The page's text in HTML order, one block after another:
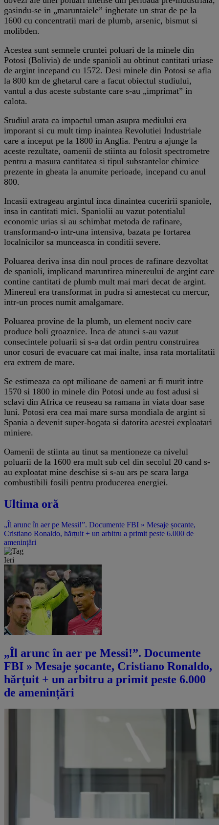
gasindu-se in „maruntaiele” inghetate un strat de pe la
1600 cu concentratii mari de plumb, arsenic, bismut si
molibden.
Acestea sunt semnele cruntei poluari de la minele din
Potosi (Bolivia) de unde spanioli au obtinut cantitati uriase
de argint incepand cu 1572. Desi minele din Potosi se afla
la 800 km de ghetarul care a facut obiectul studiului,
vantul a dus aceste substante care s-au „imprimat” in
calota.
Studiul arata ca impactul uman asupra mediului era
imporant si cu mult timp inaintea Revolutiei Industriale
care a inceput pe la 1800 in Anglia. Pentru a ajunge la
aceste rezultate, oamenii de stiinta au folosit spectrometre
pentru a masura cantitatea si tipul substantelor chimice
prezente in gheata la anumite perioade, incepand cu anul
800.
Incasii extrageau argintul inca dinaintea cuceririi spaniole,
insa in cantitati mici. Spaniolii au vazut potentialul
economic urias si au schimbat metoda de rafinare,
transformand-o intr-una intensiva, bazata pe fortarea
localnicilor sa munceasca in conditii severe.
Poluarea deriva insa din noul proces de rafinare dezvoltat
de spanioli, implicand maruntirea minereului de argint care
contine cantitati de plumb mult mai mari decat de argint.
Minereul era transformat in pudra si amestecat cu mercur,
intr-un proces numit amalgamare.
Poluarea provine de la plumb, un element nociv care
produce boli groaznice. Inca de atunci s-au vazut
consecintele poluarii si s-a dat ordin pentru construirea
unor cosuri de evacuare cat mai inalte, insa rata mortalitatii
era extrem de mare.
Se estimeaza ca opt milioane de oameni ar fi murit intre
1570 si 1800 in minele din Potosi unde au fost adusi si
sclavi din Africa ce reuseau sa ramana in viata doar sase
luni. Potosi era cea mai mare sursa mondiala de argint si
Spania a devenit super-bogata si datorita acestei exploatari
miniere.
Oamenii de stiinta au tinut sa mentioneze ca nivelul
poluarii de la 1600 era mult sub cel din secolul 20 cand s-
au exploatat mine deschise si s-au ars pe scara larga
combustibili fosili pentru producerea energiei.
Ultima oră
„Îl arunc în aer pe Messi!”. Documente FBI » Mesaje șocante,
Cristiano Ronaldo, hărțuit + un arbitru a primit peste 6.000 de
amenințări
Ieri
„Îl arunc în aer pe Messi!”. Documente
FBI » Mesaje șocante, Cristiano Ronaldo,
hărțuit + un arbitru a primit peste 6.000
de amenințări